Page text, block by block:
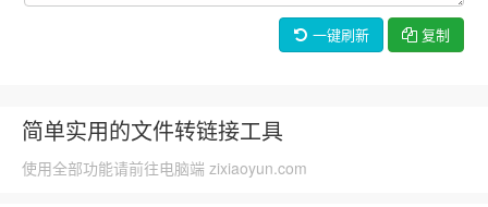
一键刷新 复制
简单实用的文件转链接工具
使用全部功能请前往电脑端 zixiaoyun.com